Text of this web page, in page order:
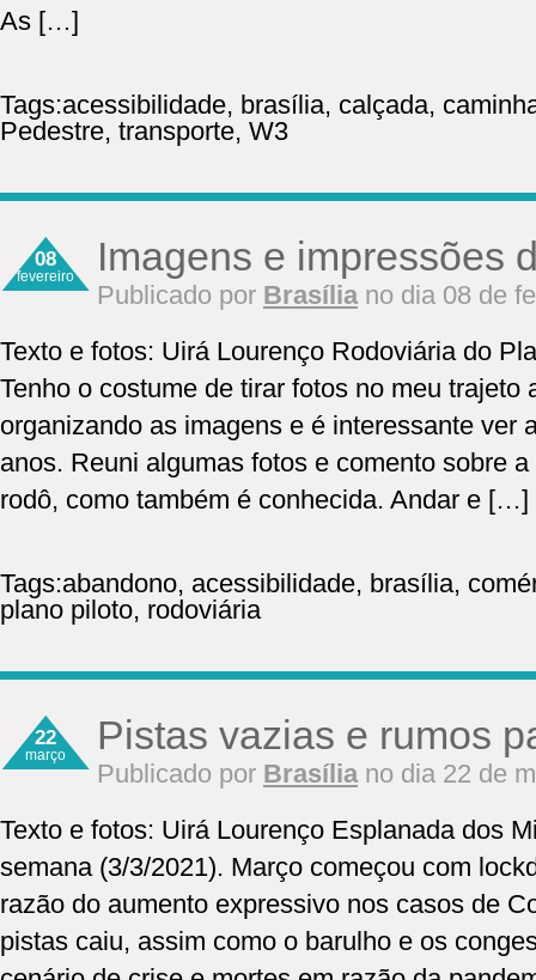
As […]
Tags:acessibilidade, brasília, calçada,
Pedestre, transporte, W3
08
fevereiro Imagens e impressões
Publicado por Brasíliano dia 08 de
Texto e fotos: Uirá Lourenço Rodoviária do
Tenho o costume de tirar fotos no meu trajeto
organizando as imagens e é interessante ver
anos. Reuni algumas fotos e comento sobre
rodô, como também é conhecida. Andar e […]
Tags:abandono, acessibilidade, brasília,
plano piloto, rodoviária
22
março Pistas vazias e rumos
Publicado por Brasíliano dia 22 de
Texto e fotos: Uirá Lourenço Esplanada dos
semana (3/3/2021). Março começou com
razão do aumento expressivo nos casos de
pistas caiu, assim como o barulho e os